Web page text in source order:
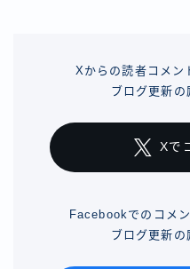
Xからの読者コメン
ブログ更新の
Xで
Facebookでのコメ
ブログ更新の
体験トレーニング受付中